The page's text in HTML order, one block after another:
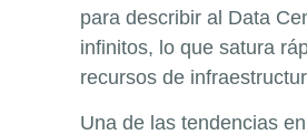
para describir al Data
infinitos, lo que satura
recursos de
Una de las tendencias